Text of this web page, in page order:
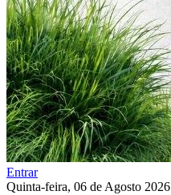
Entrar
Quinta-feira, 06 de Agosto 2026